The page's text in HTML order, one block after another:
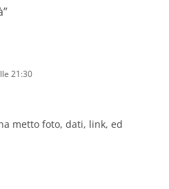
”
21:30
metto foto, dati, link, ed